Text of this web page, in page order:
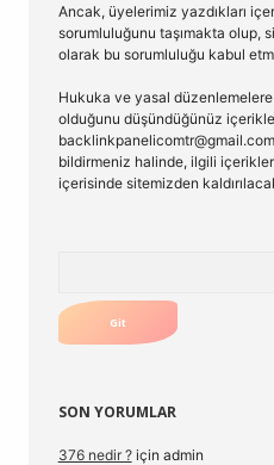
Ancak, üyelerimiz yazdıkları
sorumluluğunu taşımakta olup,
olarak bu sorumluluğu kabul
Hukuka ve yasal düzenlemelere
olduğunu düşündüğünüz
backlinkpanelicomtr@gmail.com
bildirmeniz halinde, ilgili
içerisinde sitemizden
SON YORUMLAR
376 nedir ?için admin